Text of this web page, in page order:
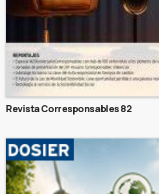
Revista Corresponsables 82